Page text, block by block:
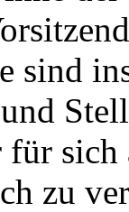
sind
für
zu